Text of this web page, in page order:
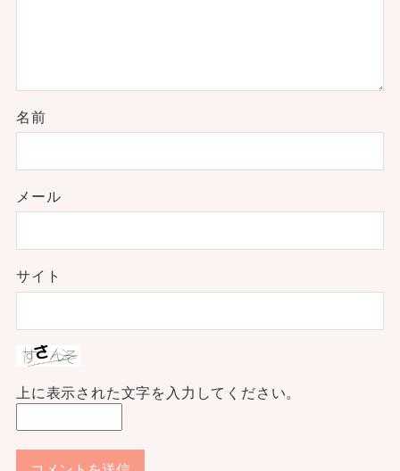
名前
メール
サイト
上に表示された文字を入力してください。